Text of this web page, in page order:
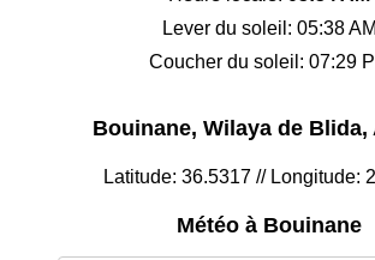
Lever du soleil: 05:38 AM
Coucher du soleil: 07:29
Bouinane, Wilaya de Blida,
Latitude: 36.5317 // Longitude:
Météo à Bouinane